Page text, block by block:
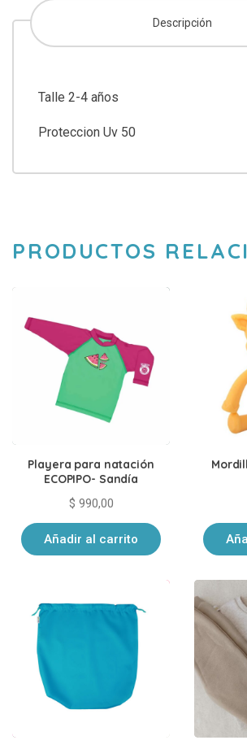
Descripción
Talle 2-4 años
Proteccion Uv 50
PRODUCTOS
Playera para natación
ECOPIPO- Sandía
$ 990,00
Añadir al carrito